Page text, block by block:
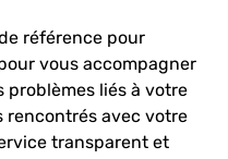
référence pour
vous accompagner
problèmes liés à votre
rencontrés avec votre
transparent et